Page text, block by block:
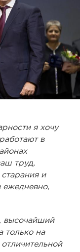
я хочу
в
труд,
и
ежедневно,
высочайший
только на
отличительной